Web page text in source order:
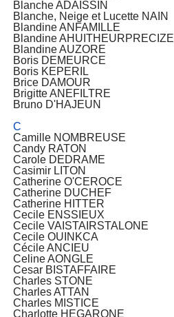
Blanche ADAISSIN
Blanche, Neige et Lucette NAIN
Blandine ANFAMILLE
Blandine AHUITHEURPRECIZE
Blandine AUZORE
Boris DEMEURCE
Boris KEPERIL
Brice DAMOUR
Brigitte ANEFILTRE
Bruno D'HAJEUN
C
Camille NOMBREUSE
Candy RATON
Carole DEDRAME
Casimir LITON
Catherine O'CEROCE
Catherine DUCHEF
Catherine HITTER
Cecile ENSSIEUX
Cecile VAISTAIRSTALONE
Cecile OUINKCA
Cécile ANCIEU
Celine AONGLE
Cesar BISTAFFAIRE
Charles STONE
Charles ATTAN
Charles MISTICE
Charlotte HEGARONE